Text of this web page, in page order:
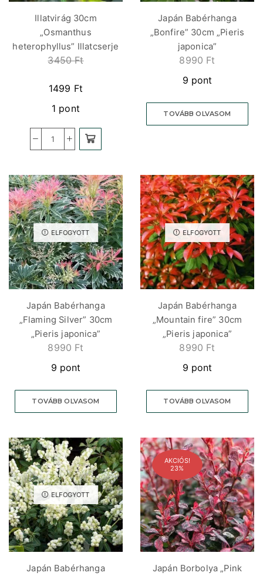
Illatvirág 30cm
„Osmanthus
heterophyllus” Illatcserje
3450Ft
1499 Ft
1 pont
Japán Babérhanga
„Bonfire” 30cm „Pieris
japonica”
8990 Ft
9 pont
TOVÁBB OLVASOM
ELFOGYOTT
Japán Babérhanga
„Flaming Silver” 30cm
„Pieris japonica”
8990 Ft
9 pont
TOVÁBB OLVASOM
ELFOGYOTT
Japán Babérhanga
„Mountain fire” 30cm
„Pieris japonica”
8990 Ft
9 pont
TOVÁBB OLVASOM
ELFOGYOTT
Japán Babérhanga
AKCIÓS!
23%
Japán Borbolya „Pink